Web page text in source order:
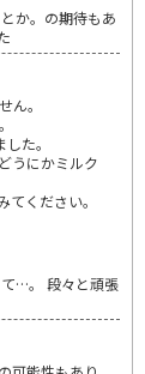
か。の期待もあ
ん。
た。
うにかミルク
ください。
…。 段々と頑張